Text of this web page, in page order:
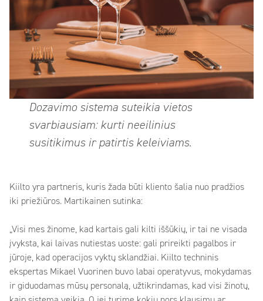
Dozavimo sistema suteikia vietos
svarbiausiam: kurti neeilinius
susitikimus ir patirtis keleiviams.
Kiilto yra partneris, kuris žada būti kliento šalia nuo pradžios
iki priežiūros. Martikainen sutinka:
„Visi mes žinome, kad kartais gali kilti iššūkių, ir tai ne visada
įvyksta, kai laivas nutiestas uoste: gali prireikti pagalbos ir
jūroje, kad operacijos vyktų sklandžiai. Kiilto techninis
ekspertas Mikael Vuorinen buvo labai operatyvus, mokydamas
ir giduodamas mūsų personalą, užtikrindamas, kad visi žinotų,